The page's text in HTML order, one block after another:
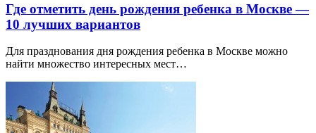
Где отметить день рождения ребенка в Москве —
10 лучших вариантов
Для празднования дня рождения ребенка в Москве можно
найти множество интересных мест…